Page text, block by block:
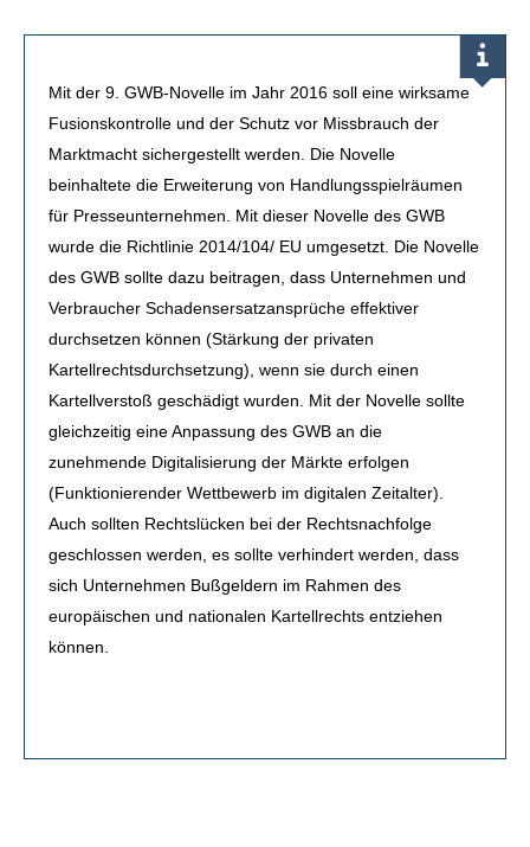
Mit der 9. GWB-Novelle im Jahr 2016 soll eine wirksame
Fusionskontrolle und der Schutz vor Missbrauch der
Marktmacht sichergestellt werden. Die Novelle
beinhaltete die Erweiterung von Handlungsspielräumen
für Presseunternehmen. Mit dieser Novelle des GWB
wurde die Richtlinie 2014/104/ EU umgesetzt. Die Novelle
des GWB sollte dazu beitragen, dass Unternehmen und
Verbraucher Schadensersatzansprüche effektiver
durchsetzen können (Stärkung der privaten
Kartellrechtsdurchsetzung), wenn sie durch einen
Kartellverstoß geschädigt wurden. Mit der Novelle sollte
gleichzeitig eine Anpassung des GWB an die
zunehmende Digitalisierung der Märkte erfolgen
(Funktionierender Wettbewerb im digitalen Zeitalter).
Auch sollten Rechtslücken bei der Rechtsnachfolge
geschlossen werden, es sollte verhindert werden, dass
sich Unternehmen Bußgeldern im Rahmen des
europäischen und nationalen Kartellrechts entziehen
können.